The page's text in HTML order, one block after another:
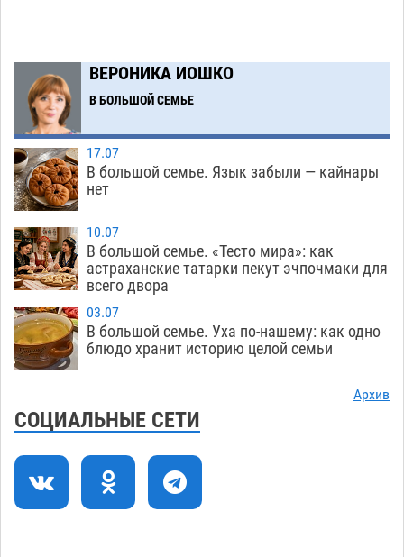
коммунальную готовность астраханского
земельного массива для льготников
15:28
Тяга к сверхскоростям обошлась
астраханской логистической компании в 400
тысяч рублей
14:44
Астраханские кутилы сменили барные стойки
на полицейские дежурки
07.08
14:09
С 11 августа астраханские водоемы
обеспечат притоком в семь тысяч кубов
07.08 1262
13:29
Астраханский аэропорт попробует отбиться
524
12:53
Астраханские археологи откопали древнюю
помойку
11:58
В Астрахани подросток угнал мотоцикл и
похитил чужие мобильник с банковскими
ВЕРОНИКА ИОШКО
В БОЛЬШОЙ СЕМЬЕ
17.07
В большой семье. Язык забыли — кайнары
нет
10.07
В большой семье. «Тесто мира»: как
астраханские татарки пекут эчпочмаки для
всего двора
03.07
В большой семье. Уха по-нашему: как одно
блюдо хранит историю целой семьи
Архив
СОЦИАЛЬНЫЕ СЕТИ